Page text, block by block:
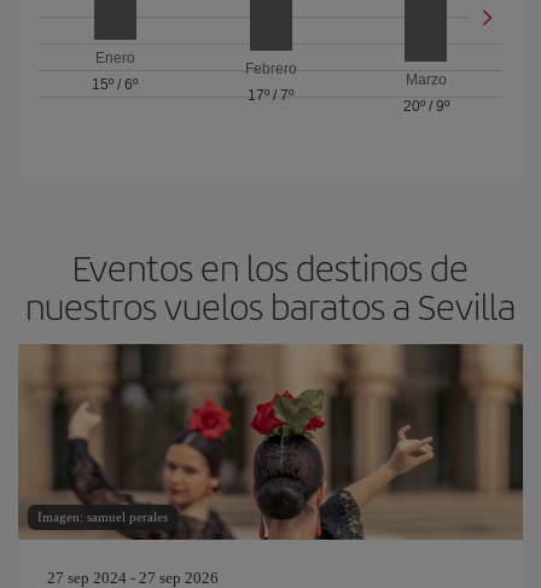
Enero
15º /6º
Febrero
17º / 7º
Marzo
20º/ 9º
Eventos en los destinos de
nuestros vuelos baratos a Sevilla
Imagen: samuel perales
27 sep 2024 - 27 sep 2026